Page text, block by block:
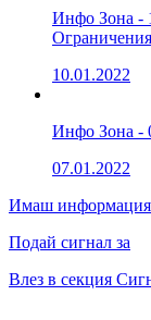
Инфо Зона -
10.01.2022
Инфо Зона -
07.01.2022
Имаш
Подай сигнал за
Влез в секция